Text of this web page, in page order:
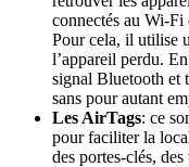
connectés au Wi-Fi
Pour cela, il utilise
l’appareil perdu.
signal Bluetooth et
sans pour autant
Les AirTags: ce
pour faciliter la
des portes-clés,